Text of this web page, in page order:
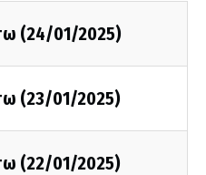
(24/01/2025)
(23/01/2025)
(22/01/2025)